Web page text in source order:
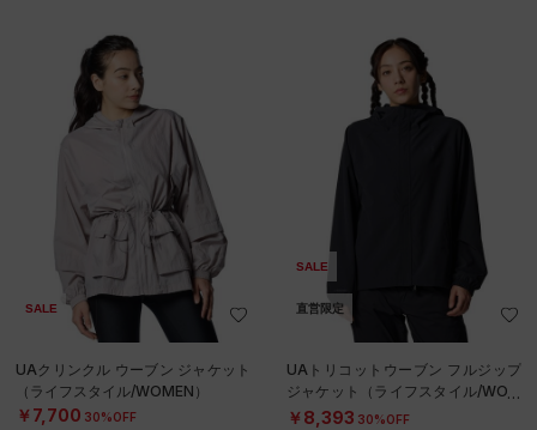
SALE
UAクリンクル ウーブン ジャケット
（ライフスタイル/WOMEN）
￥7,700 30%OFF
SALE
直営限定
UAトリコットウーブン フルジップ
ジャケット（ライフスタイル/WOM
EN）
￥8,393 30%OFF